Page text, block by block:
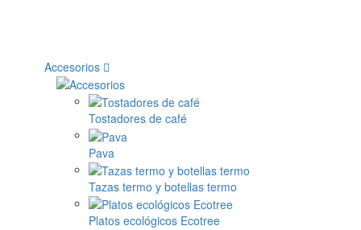
Accesorios
Tostadores de café
Pava
Tazas termo y botellas termo
Platos ecológicos Ecotree